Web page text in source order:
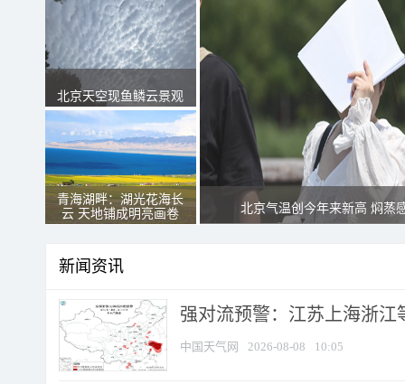
北京天空现鱼鳞云景观
青海湖畔：湖光花海长
云 天地铺成明亮画卷
北京气温创今年来新高 焖蒸
新闻资讯
强对流预警：江苏上海浙江
中国天气网 2026-08-08 10:05